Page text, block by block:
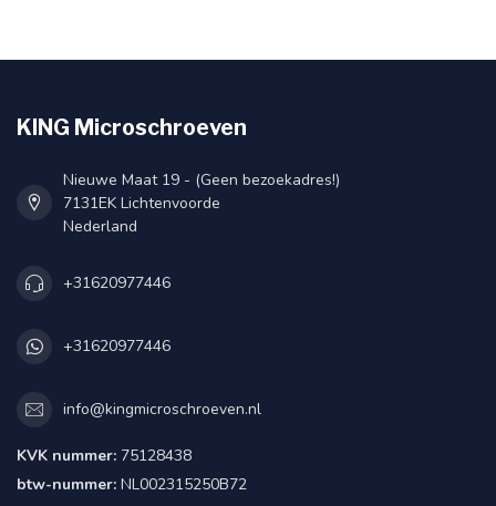
KING Microschroeven
Nieuwe Maat 19 - (Geen bezoekadres!)
7131EK Lichtenvoorde
Nederland
+31620977446
+31620977446
info@kingmicroschroeven.nl
KVK nummer: 75128438
btw-nummer: NL002315250B72